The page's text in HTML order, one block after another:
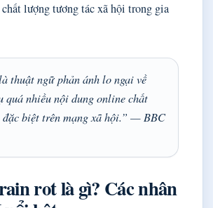
chất lượng tương tác xã hội trong gia
thuật ngữ phản ánh lo ngại về
quá nhiều nội dung online chất
biệt trên mạng xã hội.” — BBC
rot là gì? Các nhân